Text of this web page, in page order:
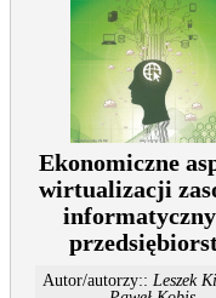
Ekonomiczne
wirtualizacji
Autor/autorzy:: Leszek